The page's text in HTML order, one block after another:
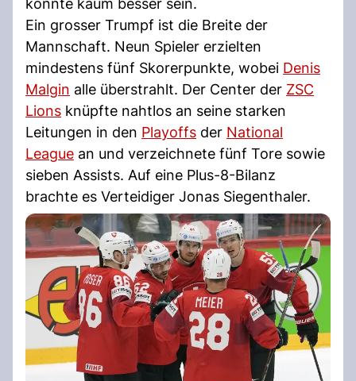
könnte kaum besser sein.
Ein grosser Trumpf ist die Breite der
Mannschaft. Neun Spieler erzielten
mindestens fünf Skorerpunkte, wobei Denis
Malgin alle überstrahlt. Der Center der ZSC
Lions knüpfte nahtlos an seine starken
Leitungen in den Playoffs der National
League an und verzeichnete fünf Tore sowie
sieben Assists. Auf eine Plus-8-Bilanz
brachte es Verteidiger Jonas Siegenthaler.